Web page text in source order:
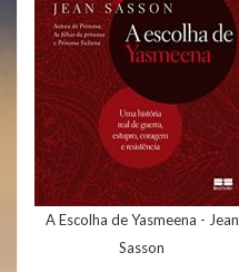
A Escolha de Yasmeena - Jean
Sasson